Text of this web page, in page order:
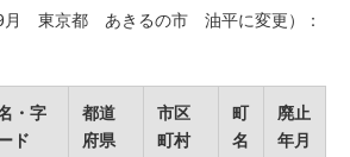
月 東京都 あきるの市 油平に変更）：
・字
ド
都道
府県
市区
町村
町
名
廃止
年月